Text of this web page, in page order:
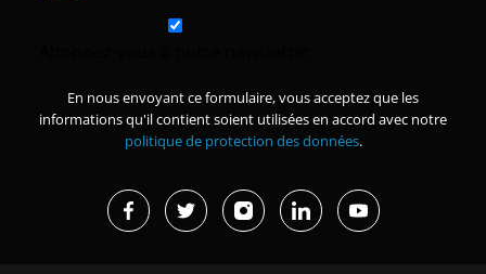
En nous envoyant ce formulaire, vous acceptez que les
informations qu'il contient soient utilisées en accord avec notre
politique de protection des données.